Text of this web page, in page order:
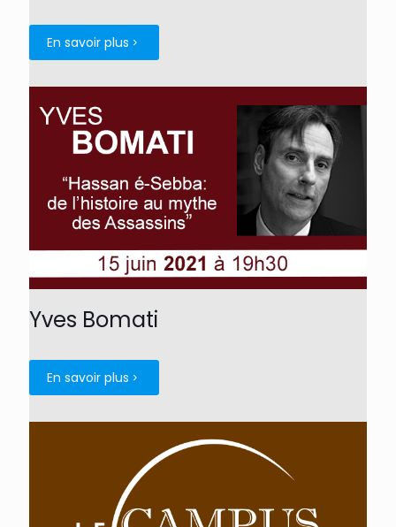
En savoir plus
Yves Bomati
En savoir plus